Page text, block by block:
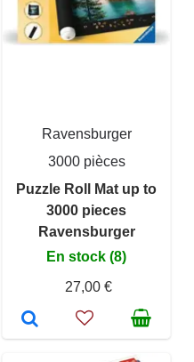
Ravensburger
3000 pièces
Puzzle Roll Mat up to
3000 pieces
Ravensburger
En stock (8)
27,00 €